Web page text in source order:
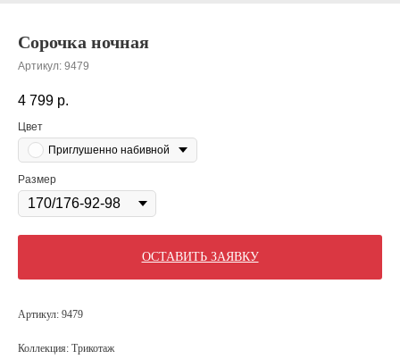
Сорочка ночная
Артикул: 9479
4 799 р.
Цвет
Приглушенно набивной
Размер
ОСТАВИТЬ ЗАЯВКУ
Артикул: 9479
Коллекция: Трикотаж